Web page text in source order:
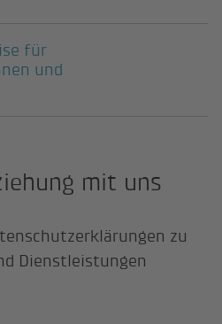
Seiten
für
und
mit uns
zu
Dienstleistungen